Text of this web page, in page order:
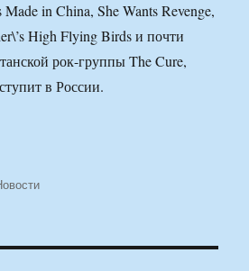
in China, She Wants Revenge,
High Flying Birds и почти
рок-группы The Cure,
в России.